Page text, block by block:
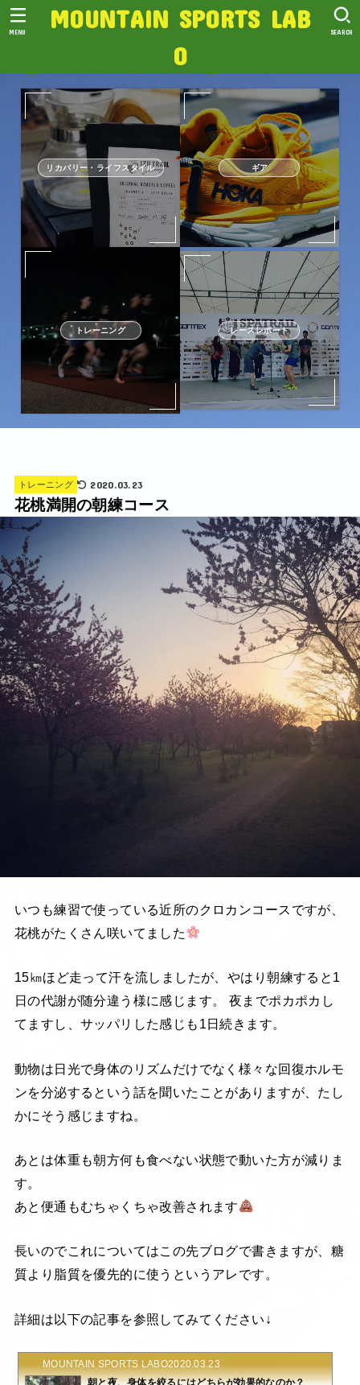
MOUNTAIN SPORTS LAB
O
SEARCH
MENU
リカバリー・ライフスタイル ギア
トレーニング レースレポート
トレーニング 2020.03.23
花桃満開の朝練コース
いつも練習で使っている近所のクロカンコースですが、
花桃がたくさん咲いてました
15㎞ほど走って汗を流しましたが、やはり朝練すると1
日の代謝が随分違う様に感じます。 夜までポカポカし
てますし、サッパリした感じも1日続きます。
動物は日光で身体のリズムだけでなく様々な回復ホルモ
ンを分泌するという話を聞いたことがありますが、たし
かにそう感じますね。
あとは体重も朝方何も食べない状態で動いた方が減りま
す。
あと便通もむちゃくちゃ改善されます
長いのでこれについてはこの先ブログで書きますが、糖
質より脂質を優先的に使うというアレです。
詳細は以下の記事を参照してみてください↓
MOUNTAIN SPORTS LABO2020.03.23
朝と夜、身体を絞るにはどちらが効果的なのか？